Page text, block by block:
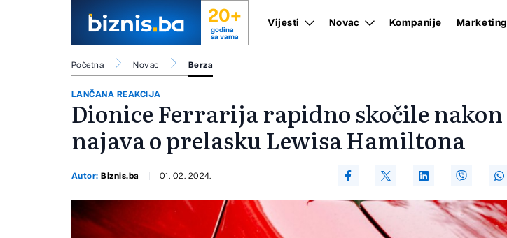
20+
godina
sa vama
Vijesti Novac Kompanije Marketing
Početna Novac Berza
LANČANA REAKCIJA
Dionice Ferrarija rapidno skočile nakon
najava o prelasku Lewisa Hamiltona
Autor:Biznis.ba 01. 02. 2024.